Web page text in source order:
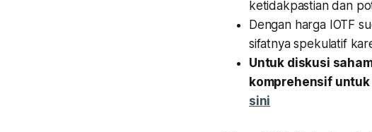
ketidakpastian dan
Dengan harga IOTF
sifatnya spekulatif
Untuk diskusi
komprehensif
sini